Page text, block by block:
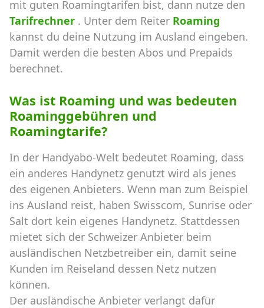
mit guten Roamingtarifen bist, dann nutze den
Tarifrechner . Unter dem Reiter Roaming
kannst du deine Nutzung im Ausland eingeben.
Damit werden die besten Abos und Prepaids
berechnet.
Was ist Roaming und was bedeuten
Roaminggebühren und
Roamingtarife?
In der Handyabo-Welt bedeutet Roaming, dass
ein anderes Handynetz genutzt wird als jenes
des eigenen Anbieters. Wenn man zum Beispiel
ins Ausland reist, haben Swisscom, Sunrise oder
Salt dort kein eigenes Handynetz. Stattdessen
mietet sich der Schweizer Anbieter beim
ausländischen Netzbetreiber ein, damit seine
Kunden im Reiseland dessen Netz nutzen
können.
Der ausländische Anbieter verlangt dafür